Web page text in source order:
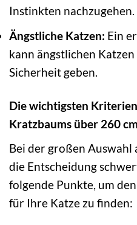
Instinkten nachzugehen.
Ängstliche Katzen: Ein
kann ängstlichen
Sicherheit geben.
Die wichtigsten
Kratzbaums über 260
Bei der großen Auswahl
die Entscheidung
folgende Punkte, um
für Ihre Katze zu finden: